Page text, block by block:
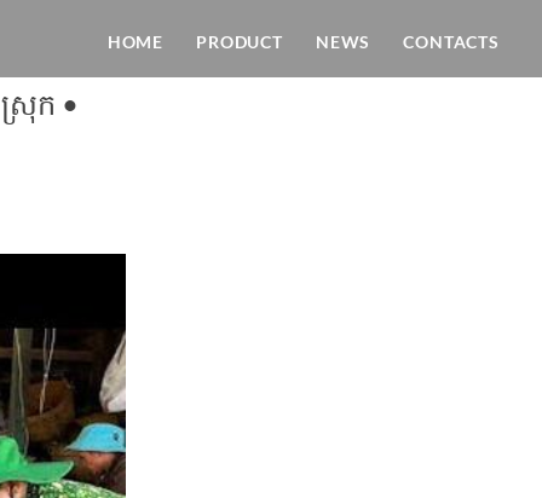
HOME PRODUCT NEWS CONTACTS
ស្រុក •